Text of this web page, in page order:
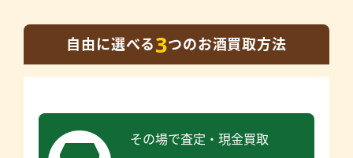
自由に選べる3つのお酒買取方法
その場で査定・現金買取